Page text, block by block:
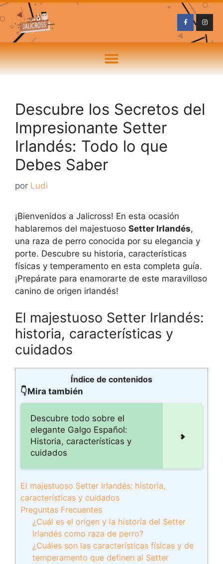
Descubre los Secretos del
Impresionante Setter
Irlandés: Todo lo que
Debes Saber
por Ludi
¡Bienvenidos a Jalicross! En esta ocasión
hablaremos del majestuoso Setter Irlandés,
una raza de perro conocida por su elegancia y
porte. Descubre su historia, características
físicas y temperamento en esta completa guía.
¡Prepárate para enamorarte de este maravilloso
canino de origen irlandés!
El majestuoso Setter Irlandés:
historia, características y
cuidados
Índice de contenidos
👇Mira también
Descubre todo sobre el
elegante Galgo Español:
Historia, características y
cuidados
El majestuoso Setter Irlandés: historia,
características y cuidados
Preguntas Frecuentes
¿Cuál es el origen y la historia del Setter
Irlandés como raza de perro?
¿Cuáles son las características físicas y de
temperamento que definen al Setter